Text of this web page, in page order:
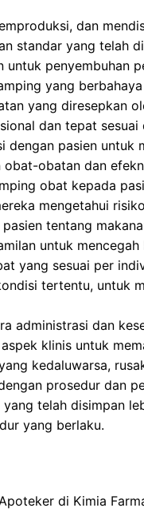
dan
standar yang telah
untuk penyembuhan
yang
yang diresepkan
dan tepat sesuai
dengan pasien untuk
obat-obatan dan
obat kepada
mengetahui
tentang
untuk
yang sesuai per
tertentu, untuk
administrasi dan
klinis untuk
kedaluwarsa,
prosedur dan
yang telah disimpan
yang berlaku.
di Kimia